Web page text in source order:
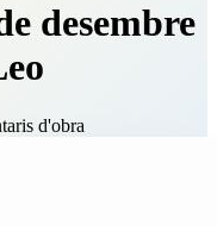
desembre
d'obra